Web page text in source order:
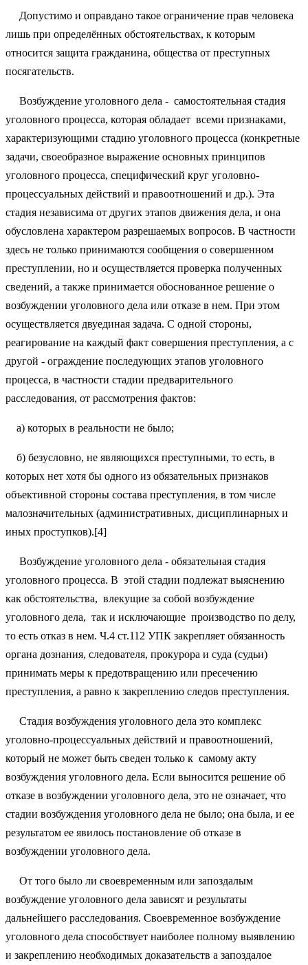
Допустимо и оправдано такое ограничение прав человека
лишь при определённых обстоятельствах, к которым
относится защита гражданина, общества от преступных
посягательств.
Возбуждение уголовного дела - самостоятельная стадия
уголовного процесса, которая обладает всеми признаками,
характеризующими стадию уголовного процесса (конкретные
задачи, своеобразное выражение основных принципов
уголовного процесса, специфический круг уголовно-
процессуальных действий и правоотношений и др.). Эта
стадия независима от других этапов движения дела, и она
обусловлена характером разрешаемых вопросов. В частности
здесь не только принимаются сообщения о совершенном
преступлении, но и осуществляется проверка полученных
сведений, а также принимается обоснованное решение о
возбуждении уголовного дела или отказе в нем. При этом
осуществляется двуединая задача. С одной стороны,
реагирование на каждый факт совершения преступления, а с
другой - ограждение последующих этапов уголовного
процесса, в частности стадии предварительного
расследования, от рассмотрения фактов:
а) которых в реальности не было;
б) безусловно, не являющихся преступными, то есть, в
которых нет хотя бы одного из обязательных признаков
объективной стороны состава преступления, в том числе
малозначительных (административных, дисциплинарных и
иных проступков).[4]
Возбуждение уголовного дела - обязательная стадия
уголовного процесса. В этой стадии подлежат выяснению
как обстоятельства, влекущие за собой возбуждение
уголовного дела, так и исключающие производство по делу,
то есть отказ в нем. Ч.4 ст.112 УПК закрепляет обязанность
органа дознания, следователя, прокурора и суда (судьи)
принимать меры к предотвращению или пресечению
преступления, а равно к закреплению следов преступления.
Стадия возбуждения уголовного дела это комплекс
уголовно-процессуальных действий и правоотношений,
который не может быть сведен только к самому акту
возбуждения уголовного дела. Если выносится решение об
отказе в возбуждении уголовного дела, это не означает, что
стадии возбуждения уголовного дела не было; она была, и ее
результатом ее явилось постановление об отказе в
возбуждении уголовного дела.
От того было ли своевременным или запоздалым
возбуждение уголовного дела зависят и результаты
дальнейшего расследования. Своевременное возбуждение
уголовного дела способствует наиболее полному выявлению
и закреплению необходимых доказательств а запоздалое